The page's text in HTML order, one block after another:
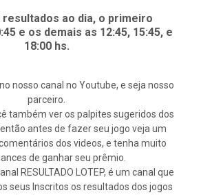
resultados ao dia, o primeiro
e os demais as 12:45, 15:45, e
18:00 hs.
nosso canal no Youtube, e seja nosso
parceiro.
também ver os palpites sugeridos dos
antes de fazer seu jogo veja um
dos videos, e tenha muito
de ganhar seu prêmio.
RESULTADO LOTEP, é um canal que
seus Inscritos os resultados dos jogos